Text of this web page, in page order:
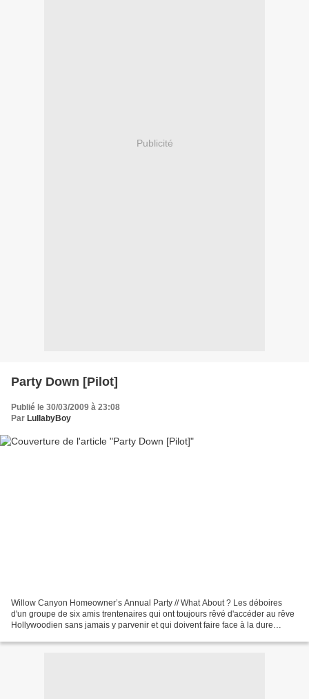
Publicité
Party Down [Pilot]
Publié le 30/03/2009 à 23:08
Par LullabyBoy
Willow Canyon Homeowner’s Annual Party // What About ? Les déboires
d'un groupe de six amis trentenaires qui ont toujours rêvé d'accéder au rêve
Hollywoodien sans jamais y parvenir et qui doivent faire face à la dure